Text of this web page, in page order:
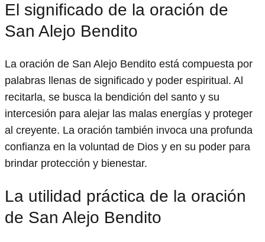
El significado de la oración de
San Alejo Bendito
La oración de San Alejo Bendito está compuesta por
palabras llenas de significado y poder espiritual. Al
recitarla, se busca la bendición del santo y su
intercesión para alejar las malas energías y proteger
al creyente. La oración también invoca una profunda
confianza en la voluntad de Dios y en su poder para
brindar protección y bienestar.
La utilidad práctica de la oración
de San Alejo Bendito